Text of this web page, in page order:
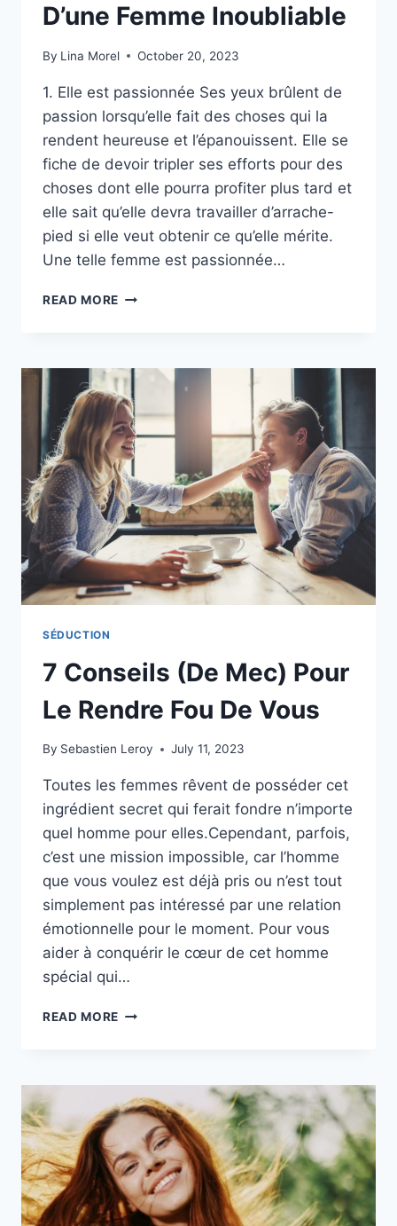
D’une Femme Inoubliable
By Lina Morel October 20, 2023
1. Elle est passionnée Ses yeux brûlent de
passion lorsqu’elle fait des choses qui la
rendent heureuse et l’épanouissent. Elle se
fiche de devoir tripler ses efforts pour des
choses dont elle pourra profiter plus tard et
elle sait qu’elle devra travailler d’arrache-
pied si elle veut obtenir ce qu’elle mérite.
Une telle femme est passionnée…
READ MORE LES
FEMME
INOUBLIABLE
SÉDUCTION
7 Conseils (De Mec) Pour
Le Rendre Fou De Vous
By Sebastien Leroy July 11, 2023
Toutes les femmes rêvent de posséder cet
ingrédient secret qui ferait fondre n’importe
quel homme pour elles.Cependant, parfois,
c’est une mission impossible, car l’homme
que vous voulez est déjà pris ou n’est tout
simplement pas intéressé par une relation
émotionnelle pour le moment. Pour vous
aider à conquérir le cœur de cet homme
spécial qui…
READ MORE
POUR
LE
RENDRE
FOU
DE
VOUS